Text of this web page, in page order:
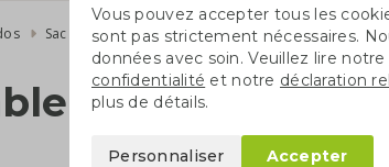
Sac à dos pliable en RPET
en RPET
Vous pouvez accepter tous les
sont pas strictement nécessaires.
données avec soin. Veuillez lire notre
confidentialité et notre déclaration
plus de détails.
Personnaliser Accepter